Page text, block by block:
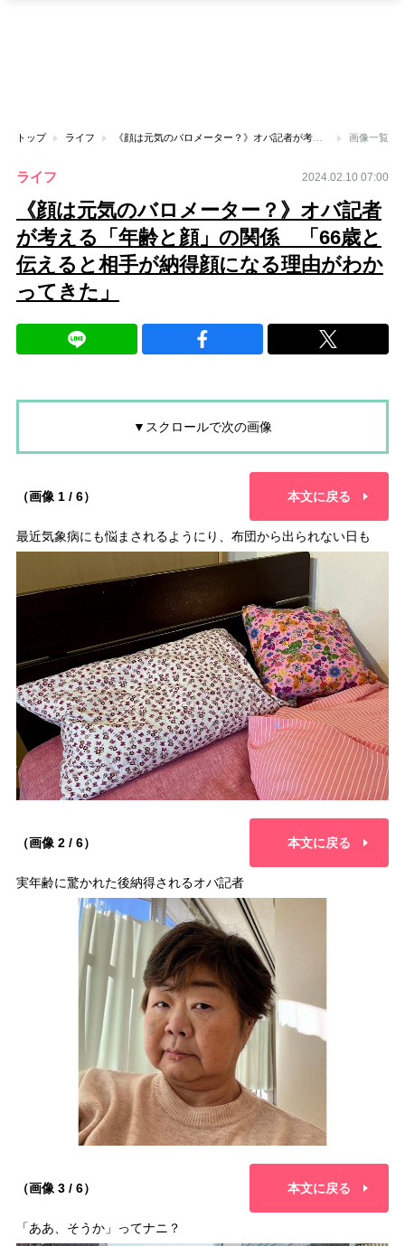
トップ ライフ 《顔は元気のバロメーター？》オバ記者が考える「年齢と顔」の関係 「66歳と伝えると相手が納得顔になる理由がわかってきた」 画像一覧
ライフ 2024.02.10 07:00
《顔は元気のバロメーター？》オバ記者
が考える「年齢と顔」の関係 「66歳と
伝えると相手が納得顔になる理由がわか
ってきた」
▼スクロールで次の画像
（画像 1 / 6） 本文に戻る
最近気象病にも悩まされるようにり、布団から出られない日も
（画像 2 / 6） 本文に戻る
実年齢に驚かれた後納得されるオバ記者
（画像 3 / 6） 本文に戻る
「ああ、そうか」ってナニ？